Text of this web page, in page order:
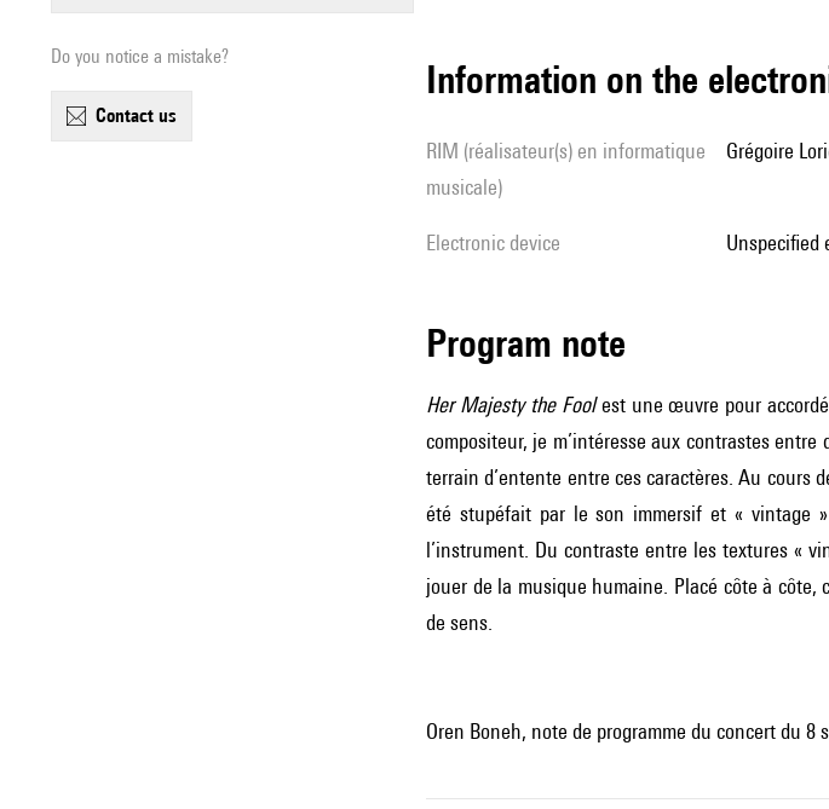
Do you notice a mistake?
contact us
Information on the
RIM (réalisateur(s) en informatique
musicale)
Grégoire
Electronic device
Program note
Her Majesty the Foolest une œuvre pour
compositeur, je m’intéresse aux contrastes
terrain d’entente entre ces caractères. Au cours
été stupéfait par le son immersif et « vintage
l’instrument. Du contraste entre les textures «
jouer de la musique humaine. Placé côte à côte,
de sens.
Oren Boneh, note de programme du concert du 8